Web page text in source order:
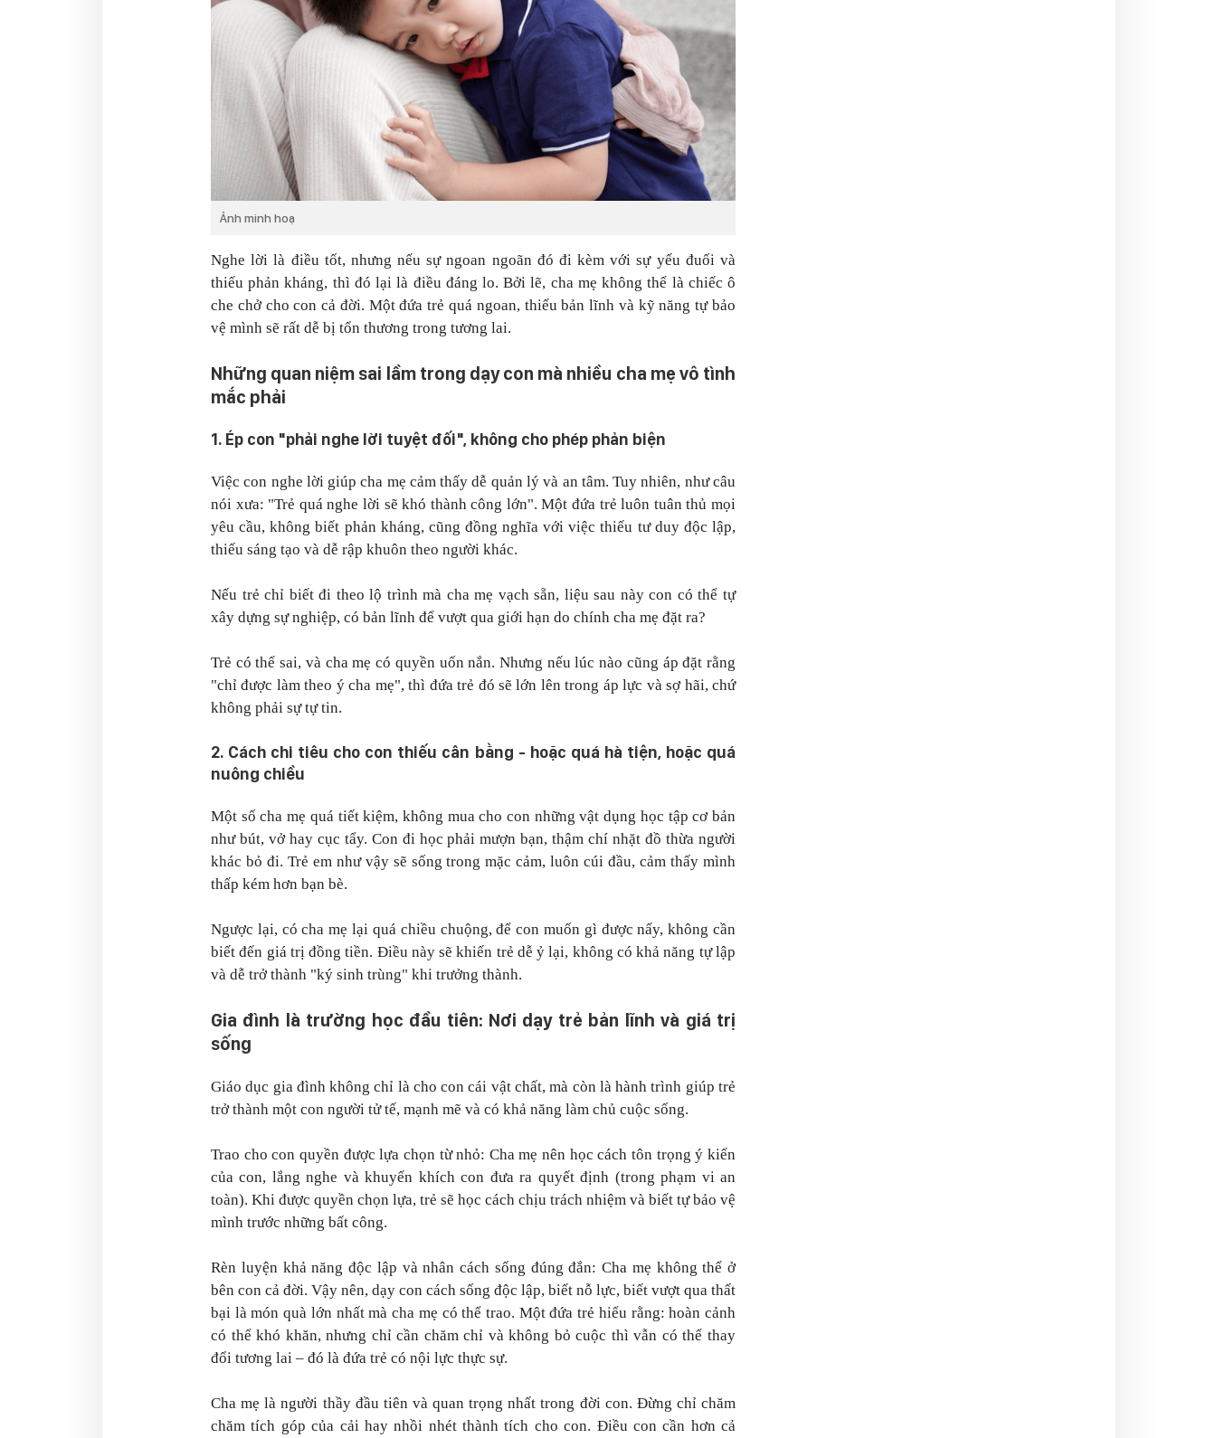
Ảnh minh hoạ
Nghe lời là điều tốt, nhưng nếu sự ngoan ngoãn đó đi kèm với sự yếu đuối và
thiếu phản kháng, thì đó lại là điều đáng lo. Bởi lẽ, cha mẹ không thể là chiếc ô
che chở cho con cả đời. Một đứa trẻ quá ngoan, thiếu bản lĩnh và kỹ năng tự bảo
vệ mình sẽ rất dễ bị tổn thương trong tương lai.
Những quan niệm sai lầm trong dạy con mà nhiều cha mẹ vô tình
mắc phải
1. Ép con "phải nghe lời tuyệt đối", không cho phép phản biện
Việc con nghe lời giúp cha mẹ cảm thấy dễ quản lý và an tâm. Tuy nhiên, như câu
nói xưa: "Trẻ quá nghe lời sẽ khó thành công lớn".Một đứa trẻ luôn tuân thủ mọi
yêu cầu, không biết phản kháng, cũng đồng nghĩa với việc thiếu tư duy độc lập,
thiếu sáng tạo và dễ rập khuôn theo người khác.
Nếu trẻ chỉ biết đi theo lộ trình mà cha mẹ vạch sẵn, liệu sau này con có thể tự
xây dựng sự nghiệp, có bản lĩnh để vượt qua giới hạn do chính cha mẹ đặt ra?
Trẻ có thể sai, và cha mẹ có quyền uốn nắn. Nhưng nếu lúc nào cũng áp đặt rằng
"chỉ được làm theo ý cha mẹ", thì đứa trẻ đó sẽ lớn lên trong áp lực và sợ hãi, chứ
không phải sự tự tin.
2. Cách chi tiêu cho con thiếu cân bằng - hoặc quá hà tiện, hoặc quá
nuông chiều
Một số cha mẹ quá tiết kiệm, không mua cho con những vật dụng học tập cơ bản
như bút, vở hay cục tẩy. Con đi học phải mượn bạn, thậm chí nhặt đồ thừa người
khác bỏ đi. Trẻ em như vậy sẽ sống trong mặc cảm, luôn cúi đầu, cảm thấy mình
thấp kém hơn bạn bè.
Ngược lại, có cha mẹ lại quá chiều chuộng, để con muốn gì được nấy, không cần
biết đến giá trị đồng tiền. Điều này sẽ khiến trẻ dễ ỷ lại, không có khả năng tự lập
và dễ trở thành "ký sinh trùng" khi trưởng thành.
Gia đình là trường học đầu tiên: Nơi dạy trẻ bản lĩnh và giá trị
sống
Giáo dục gia đình không chỉ là cho con cái vật chất, mà còn là hành trình giúp trẻ
trở thành một con người tử tế, mạnh mẽ và có khả năng làm chủ cuộc sống.
Trao cho con quyền được lựa chọn từ nhỏ: Cha mẹ nên học cách tôn trọng ý kiến
của con, lắng nghe và khuyến khích con đưa ra quyết định (trong phạm vi an
toàn). Khi được quyền chọn lựa, trẻ sẽ học cách chịu trách nhiệm và biết tự bảo vệ
mình trước những bất công.
Rèn luyện khả năng độc lập và nhân cách sống đúng đắn: Cha mẹ không thể ở
bên con cả đời. Vậy nên, dạy con cách sống độc lập, biết nỗ lực, biết vượt qua thất
bại là món quà lớn nhất mà cha mẹ có thể trao. Một đứa trẻ hiểu rằng: hoàn cảnh
có thể khó khăn, nhưng chỉ cần chăm chỉ và không bỏ cuộc thì vẫn có thể thay
đổi tương lai – đó là đứa trẻ có nội lực thực sự.
Cha mẹ là người thầy đầu tiên và quan trọng nhất trong đời con. Đừng chỉ chăm
chăm tích góp của cải hay nhồi nhét thành tích cho con. Điều con cần hơn cả